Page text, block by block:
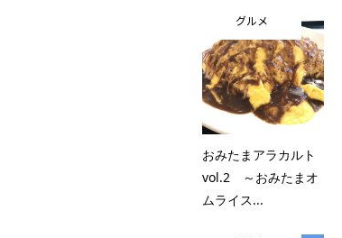
グルメ
おみたまアラカルト
vol.2 ～おみたまオ
ムライス...